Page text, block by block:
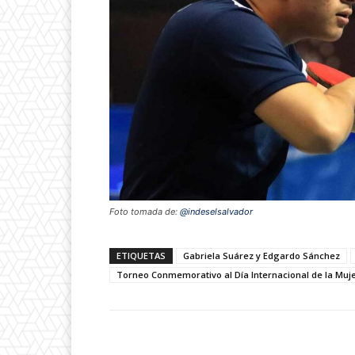
Foto tomada de: @indeselsalvador
ETIQUETAS
Gabriela Suárez y Edgardo Sánchez
Torneo Conmemorativo al Día Internacional de la